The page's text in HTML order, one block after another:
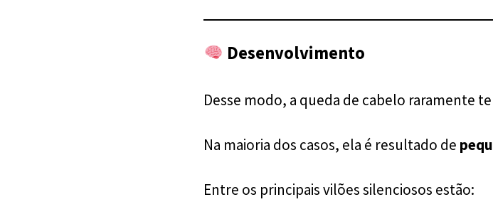
Desenvolvimento
Desse modo, a queda de cabelo raramente
Na maioria dos casos, ela é resultado de
Entre os principais vilões silenciosos estão: